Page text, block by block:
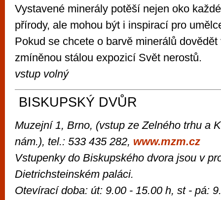
Vystavené minerály potěší nejen oko
přírody, ale mohou být i inspirací pro
Pokud se chcete o barvě minerálů
zmíněnou stálou expozicí Svět nerostů.
vstup volný
BISKUPSKÝ DVŮR
Muzejní 1, Brno, (vstup ze Zelného trhu a
nám.), tel.: 533 435 282, www.mzm.cz
Vstupenky do Biskupského dvora jsou v
Dietrichsteinském paláci.
Otevírací doba: út: 9.00 - 15.00 h, st - pá: